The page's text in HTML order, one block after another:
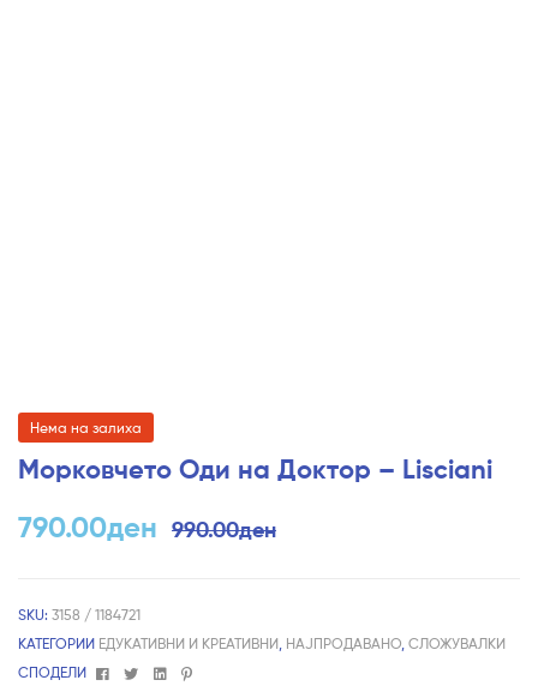
Нема на залиха
Морковчето Оди на Доктор – Lisciani
990.00ден
790.00ден
SKU: 3158 / 1184721
КАТЕГОРИИ ЕДУКАТИВНИ И КРЕАТИВНИ НАЈПРОДАВАНО СЛОЖУВАЛКИ
СПОДЕЛИ
FacebookTwitterLinkedin
Pinterest